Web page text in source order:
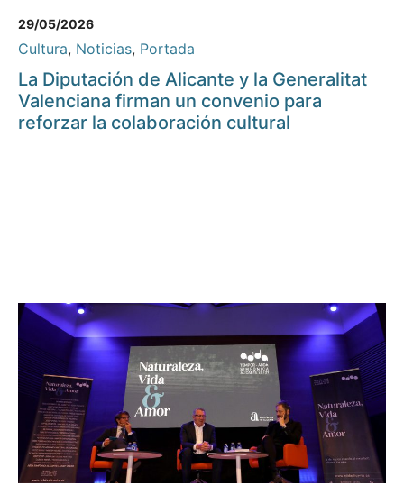
29/05/2026
Cultura, Noticias, Portada
La Diputación de Alicante y la Generalitat
Valenciana firman un convenio para
reforzar la colaboración cultural